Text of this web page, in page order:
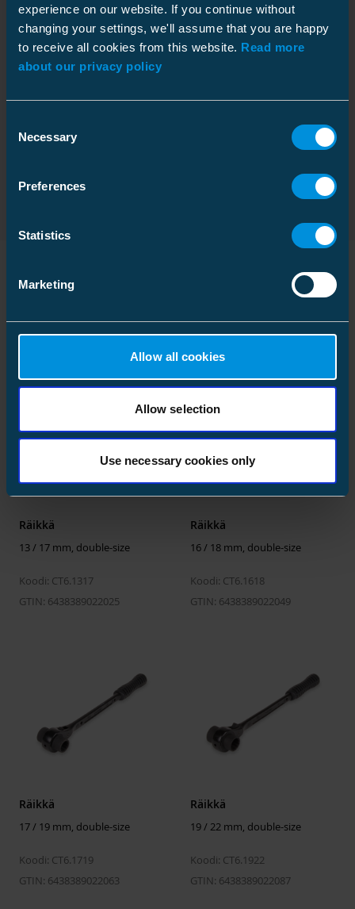
experience on our website. If you continue without
changing your settings, we'll assume that you are happy
to receive all cookies from this website. Read more
about our privacy policy
Selection
Necessary
Preferences
Statistics
Marketing
Allow all cookies
Allow selection
Use necessary cookies only
Paino
0.1 kg
Pituus
53 mm
Laatikko
Pakkauskoko
Syvyys
218 mm
Paino
Ladattavat tiedostot
Mittapiirros Download
Räikkä
13 / 17 mm, double-size
Koodi: CT6.1317
GTIN: 6438389022025
Räikkä
16 / 18 mm, double-size
Koodi: CT6.1618
GTIN: 6438389022049
Räikkä
17 / 19 mm, double-size
Koodi: CT6.1719
GTIN: 6438389022063
Räikkä
19 / 22 mm, double-size
Koodi: CT6.1922
GTIN: 6438389022087